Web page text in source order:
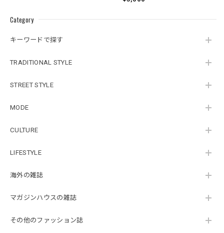
Category
キーワードで探す
TRADITIONAL STYLE
STREET STYLE
MODE
CULTURE
LIFESTYLE
海外の雑誌
マガジンハウスの雑誌
その他のファッション誌